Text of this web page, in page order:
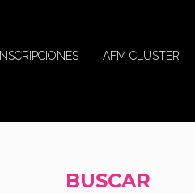
INSCRIPCIONES AFM CLUSTER
BUSCAR